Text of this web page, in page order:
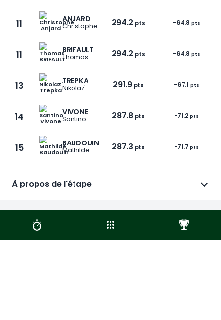
11 ANJARD
Christophe 294.2 pts -64.8 pts
11 BRIFAULT
Thomas 294.2 pts -64.8 pts
13 TREPKA
Nikolaz' 291.9 pts -67.1 pts
14 VIVONE
Santino 287.8 pts -71.2 pts
15 BAUDOUIN
Mathilde 287.3 pts -71.7 pts
À propos de l'étape